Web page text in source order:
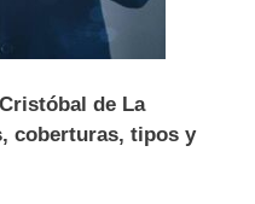
de La
coberturas, tipos y